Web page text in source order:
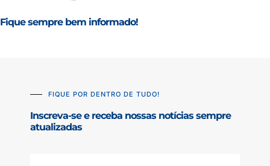
Fique sempre bem informado!
FIQUE POR DENTRO DE TUDO!
Inscreva-se e receba nossas notícias sempre
atualizadas